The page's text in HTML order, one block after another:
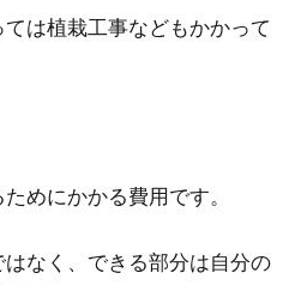
は植栽工事などもかかって
めにかかる費用です。
なく、できる部分は自分の